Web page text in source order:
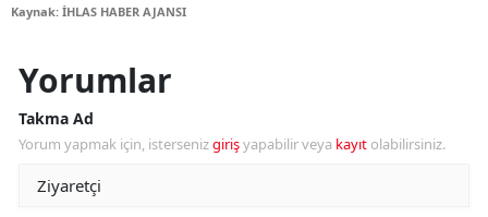
Kaynak: İHLAS HABER AJANSI
Yorumlar
Takma Ad
Yorum yapmak için, istersenizgirişyapabilir veya kayıt olabilirsiniz.